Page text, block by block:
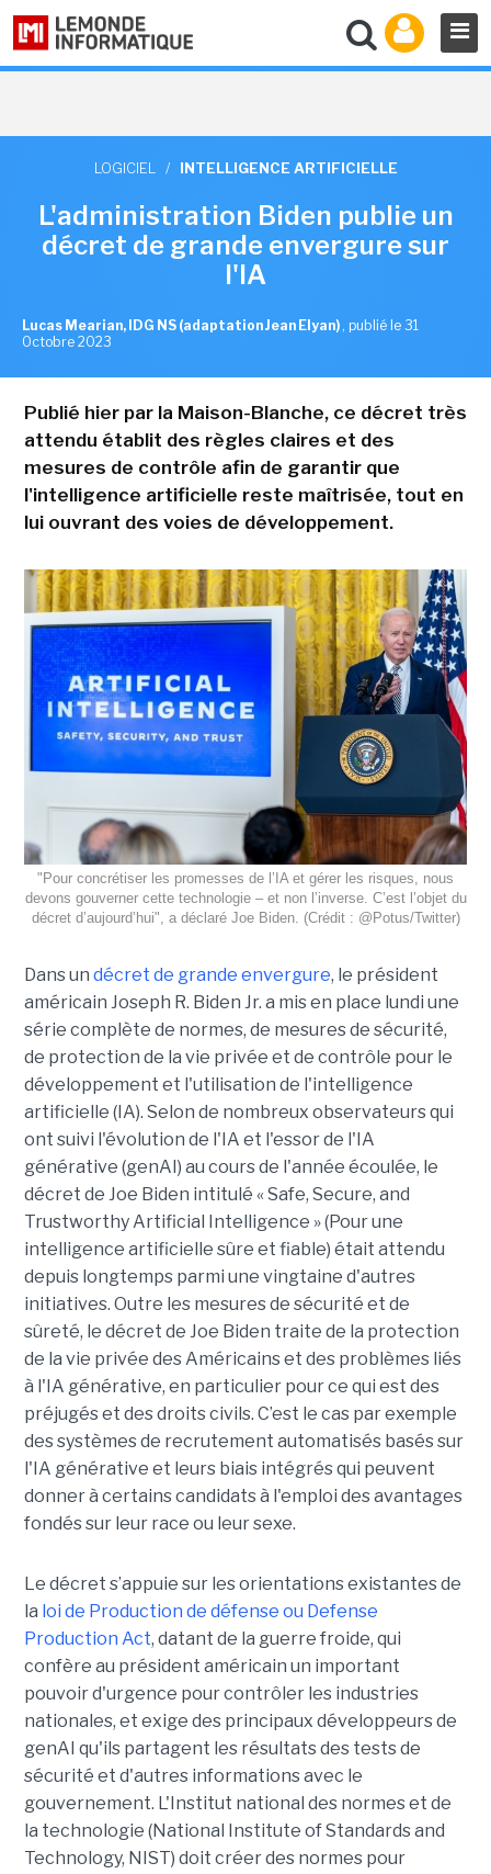
LOGICIEL / INTELLIGENCE ARTIFICIELLE
L'administration Biden publie un
décret de grande envergure sur
l'IA
Lucas Mearian, IDG NS (adaptation Jean Elyan) , publié le 31
Octobre 2023
Publié hier par la Maison-Blanche, ce décret très
attendu établit des règles claires et des
mesures de contrôle afin de garantir que
l'intelligence artificielle reste maîtrisée, tout en
lui ouvrant des voies de développement.
"Pour concrétiser les promesses de l’IA et gérer les risques, nous
devons gouverner cette technologie – et non l’inverse. C’est l’objet du
décret d’aujourd’hui", a déclaré Joe Biden. (Crédit : @Potus/Twitter)
Dans un décret de grande envergure, le président
américain Joseph R. Biden Jr. a mis en place lundi une
série complète de normes, de mesures de sécurité,
de protection de la vie privée et de contrôle pour le
développement et l'utilisation de l'intelligence
artificielle (IA). Selon de nombreux observateurs qui
ont suivi l'évolution de l'IA et l'essor de l'IA
générative (genAI) au cours de l'année écoulée, le
décret de Joe Biden intitulé « Safe, Secure, and
Trustworthy Artificial Intelligence » (Pour une
intelligence artificielle sûre et fiable) était attendu
depuis longtemps parmi une vingtaine d'autres
initiatives. Outre les mesures de sécurité et de
sûreté, le décret de Joe Biden traite de la protection
de la vie privée des Américains et des problèmes liés
à l'IA générative, en particulier pour ce qui est des
préjugés et des droits civils. C’est le cas par exemple
des systèmes de recrutement automatisés basés sur
l'IA générative et leurs biais intégrés qui peuvent
donner à certains candidats à l'emploi des avantages
fondés sur leur race ou leur sexe.
Le décret s’appuie sur les orientations existantes de
la loi de Production de défense ou Defense
Production Act, datant de la guerre froide, qui
confère au président américain un important
pouvoir d'urgence pour contrôler les industries
nationales, et exige des principaux développeurs de
genAI qu'ils partagent les résultats des tests de
sécurité et d'autres informations avec le
gouvernement. L'Institut national des normes et de
la technologie (National Institute of Standards and
Technology, NIST) doit créer des normes pour